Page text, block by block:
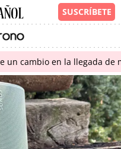
un cambio en la llegada